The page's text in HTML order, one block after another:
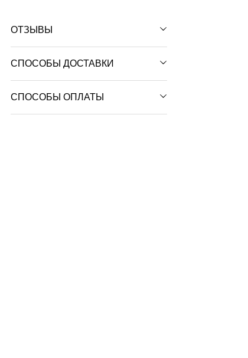
ОТЗЫВЫ
СПОСОБЫ ДОСТАВКИ
СПОСОБЫ ОПЛАТЫ